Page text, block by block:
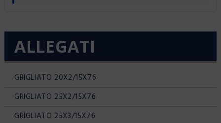
ALLEGATI
GRIGLIATO 20X2/15X76
GRIGLIATO 25X2/15X76
GRIGLIATO 25X3/15X76